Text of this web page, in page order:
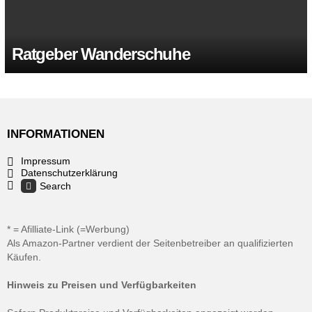
Ratgeber Wanderschuhe
INFORMATIONEN
Impressum
Datenschutzerklärung
Search
* = Afilliate-Link (=Werbung)
Als Amazon-Partner verdient der Seitenbetreiber an qualifizierten
Käufen.
Hinweis zu Preisen und Verfügbarkeiten